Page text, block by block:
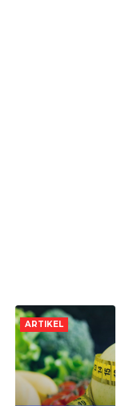
ARTIKEL